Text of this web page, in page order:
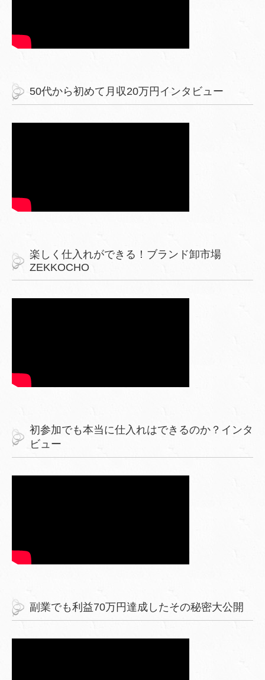
50代から初めて月収20万円インタビュー
楽しく仕入れができる！ブランド卸市場
ZEKKOCHO
初参加でも本当に仕入れはできるのか？インタ
ビュー
副業でも利益70万円達成したその秘密大公開